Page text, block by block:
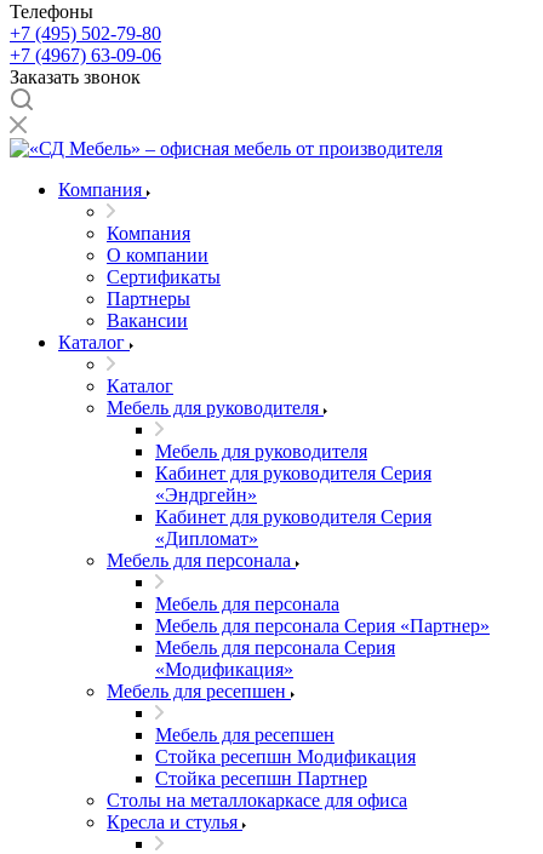
Телефоны
+7 (495) 502-79-80
+7 (4967) 63-09-06
Заказать звонок
Компания
Компания
О компании
Сертификаты
Партнеры
Вакансии
Каталог
Каталог
Мебель для руководителя
Мебель для руководителя
Кабинет для руководителя Серия
«Эндргейн»
Кабинет для руководителя Серия
«Дипломат»
Мебель для персонала
Мебель для персонала
Мебель для персонала Серия «Партнер»
Мебель для персонала Серия
«Модификация»
Мебель для ресепшен
Мебель для ресепшен
Стойка ресепшн Модификация
Стойка ресепшн Партнер
Столы на металлокаркасе для офиса
Кресла и стулья